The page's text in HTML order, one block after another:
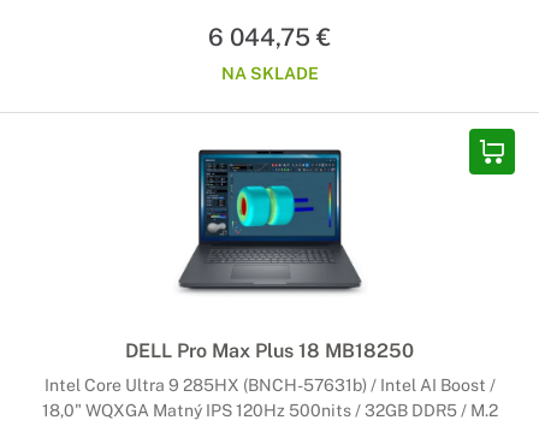
6 044,75 €
NA SKLADE
DELL Pro Max Plus 18 MB18250
Intel Core Ultra 9 285HX (BNCH-57631b) / Intel AI Boost /
18,0" WQXGA Matný IPS 120Hz 500nits / 32GB DDR5 / M.2